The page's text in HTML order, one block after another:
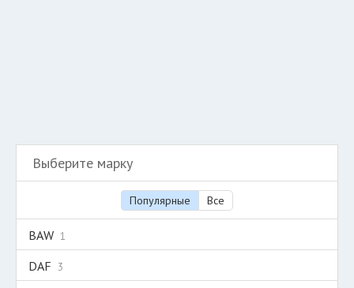
Выберите марку
Популярные Все
BAW 1
DAF 3